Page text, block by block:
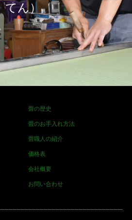
てん）
畳の歴史
畳のお手入れ方法
畳職人の紹介
価格表
会社概要
お問い合わせ